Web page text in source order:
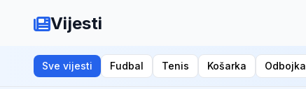
Vijesti
Sve vijesti Fudbal Tenis Košarka Odbojka